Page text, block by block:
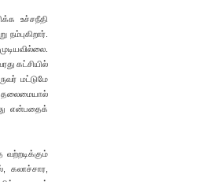
உச்சநீதி
கட்சியில்
மட்டுமே
என்பதைக்
கலாச்சார,